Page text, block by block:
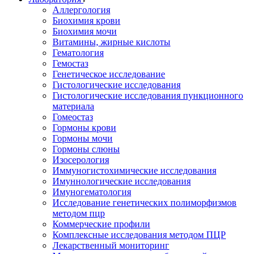
Аллергология
Биохимия крови
Биохимия мочи
Витамины, жирные кислоты
Гематология
Гемостаз
Генетическое исследование
Гистологические исследования
Гистологические исследования пункционного
материала
Гомеостаз
Гормоны крови
Гормоны мочи
Гормоны слюны
Изосерология
Иммуногистохимические исследования
Имуннологические исследования
Имуногематология
Исследование генетических полиморфизмов
методом пцр
Коммерческие профили
Комплексные исследования методом ПЦР
Лекарственный мониторинг